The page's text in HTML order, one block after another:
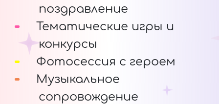
поздравление
Тематические игры и
конкурсы
Фотосессия с героем
Музыкальное
сопровождение